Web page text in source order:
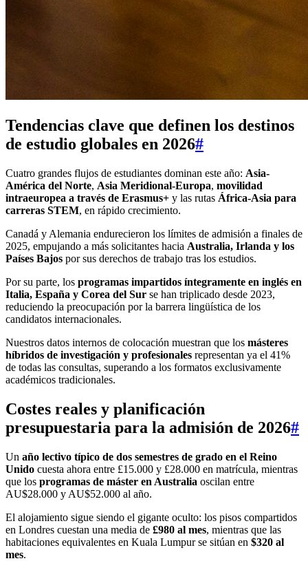
Tendencias clave que definen los destinos
de estudio globales en 2026#
Cuatro grandes flujos de estudiantes dominan este año: Asia-
América del Norte, Asia Meridional-Europa, movilidad
intraeuropea a través de Erasmus+ y las rutas África-Asia para
carreras STEM, en rápido crecimiento.
Canadá y Alemania endurecieron los límites de admisión a finales de
2025, empujando a más solicitantes hacia Australia, Irlanda y los
Países Bajos por sus derechos de trabajo tras los estudios.
Por su parte, los programas impartidos íntegramente en inglés en
Italia, España y Corea del Sur se han triplicado desde 2023,
reduciendo la preocupación por la barrera lingüística de los
candidatos internacionales.
Nuestros datos internos de colocación muestran que los másteres
híbridos de investigación y profesionales representan ya el 41%
de todas las consultas, superando a los formatos exclusivamente
académicos tradicionales.
Costes reales y planificación
presupuestaria para la admisión de 2026#
Un año lectivo típico de dos semestres de grado en el Reino
Unido cuesta ahora entre £15.000 y £28.000 en matrícula, mientras
que los programas de máster en Australia oscilan entre
AU$28.000 y AU$52.000 al año.
El alojamiento sigue siendo el gigante oculto: los pisos compartidos
en Londres cuestan una media de £980 al mes, mientras que las
habitaciones equivalentes en Kuala Lumpur se sitúan en $320 al
mes.